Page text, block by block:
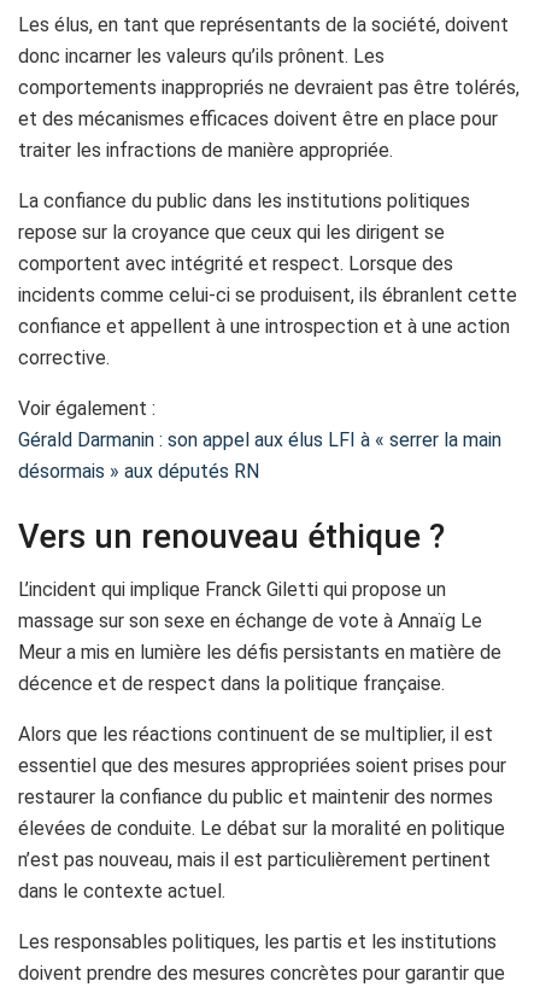
Les élus, en tant que représentants de la société, doivent
donc incarner les valeurs qu’ils prônent. Les
comportements inappropriés ne devraient pas être tolérés,
et des mécanismes efficaces doivent être en place pour
traiter les infractions de manière appropriée.
La confiance du public dans les institutions politiques
repose sur la croyance que ceux qui les dirigent se
comportent avec intégrité et respect. Lorsque des
incidents comme celui-ci se produisent, ils ébranlent cette
confiance et appellent à une introspection et à une action
corrective.
Voir également :
Gérald Darmanin : son appel aux élus LFI à « serrer la main
désormais » aux députés RN
Vers un renouveau éthique ?
L’incident qui implique Franck Giletti qui propose un
massage sur son sexe en échange de vote à Annaïg Le
Meur a mis en lumière les défis persistants en matière de
décence et de respect dans la politique française.
Alors que les réactions continuent de se multiplier, il est
essentiel que des mesures appropriées soient prises pour
restaurer la confiance du public et maintenir des normes
élevées de conduite. Le débat sur la moralité en politique
n’est pas nouveau, mais il est particulièrement pertinent
dans le contexte actuel.
Les responsables politiques, les partis et les institutions
doivent prendre des mesures concrètes pour garantir que